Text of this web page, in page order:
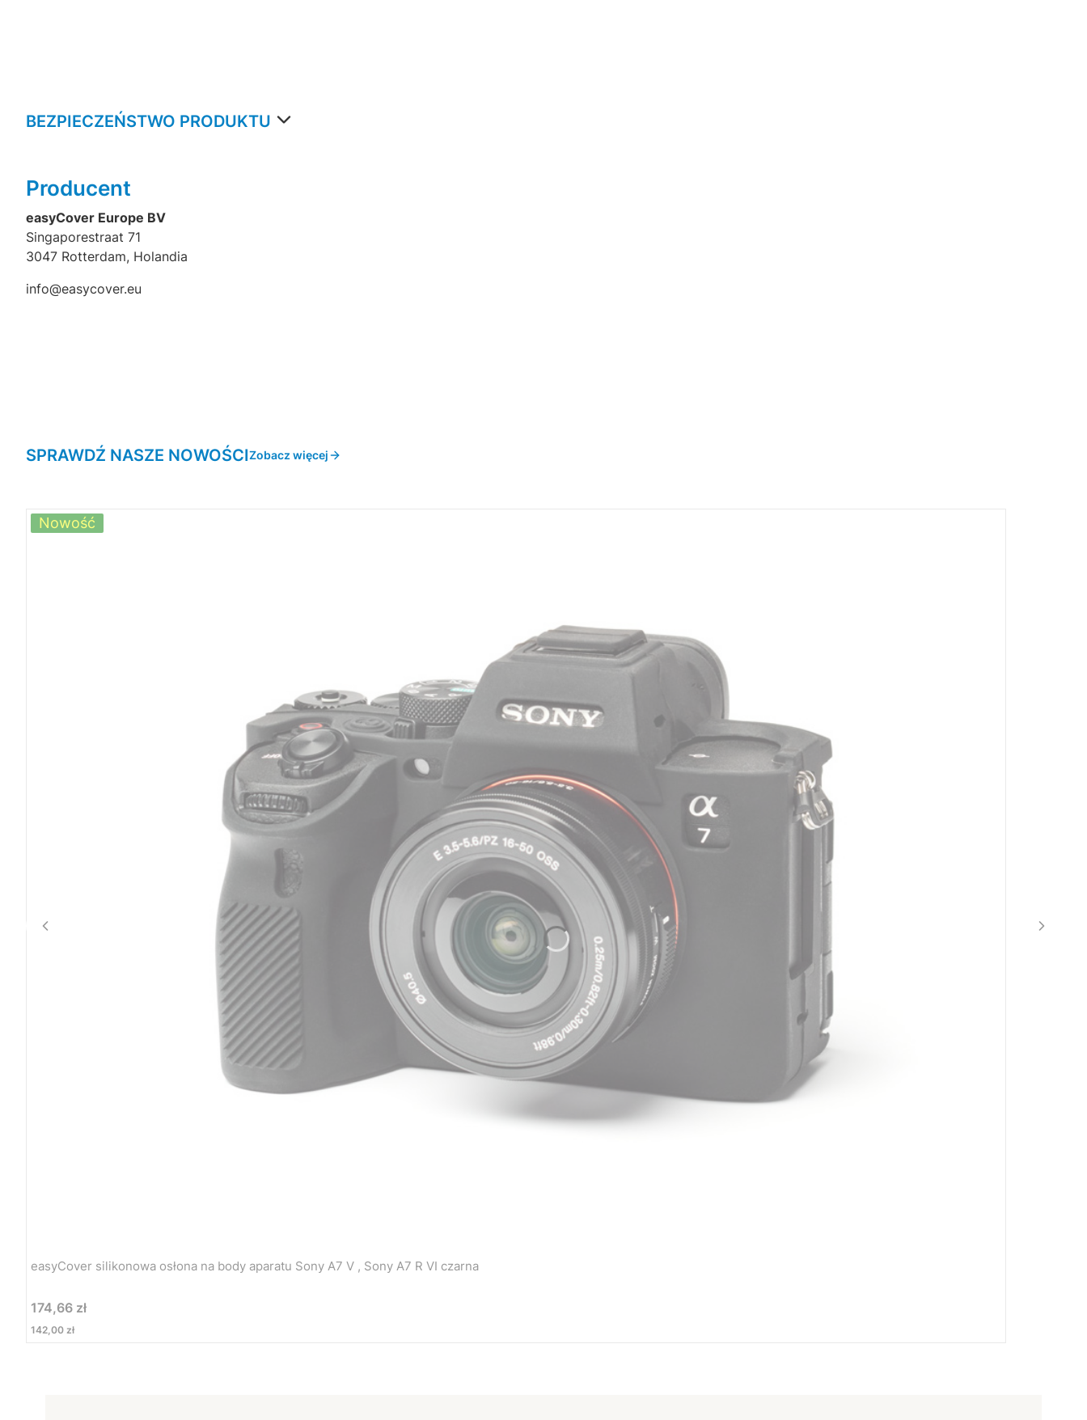
BEZPIECZEŃSTWO PRODUKTU
Producent
easyCover Europe BV
Singaporestraat 71
3047 Rotterdam, Holandia
info@easycover.eu
SPRAWDŹ NASZE NOWOŚCIZobacz więcej
Nowość
easyCover silikonowa osłona na body aparatu Sony A7 V , Sony A7 R VI czarna
Cena
174,66 zł
Cena
142,00 zł